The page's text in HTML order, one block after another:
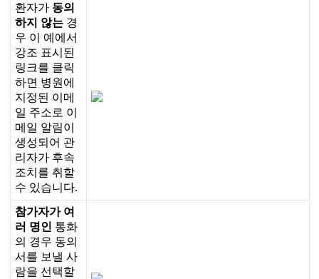
환자가 동의
하지 않는 경
우 이 예 에 서
강조 표시 된
링 크를 클릭
하면 병원 에
지 정된 이 메
일 주소로 이
메 일 알림이
생성되 어 관
리 자가 후속
조치 를 취 할
수 있습니 다.
참가자가 여
러 명인 통화
의 경우 동의
서 를 보 낼 사
람을 선 택할